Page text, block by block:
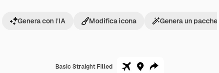
Basic Straight Filled
Genera con l'IA Modifica icona Genera un